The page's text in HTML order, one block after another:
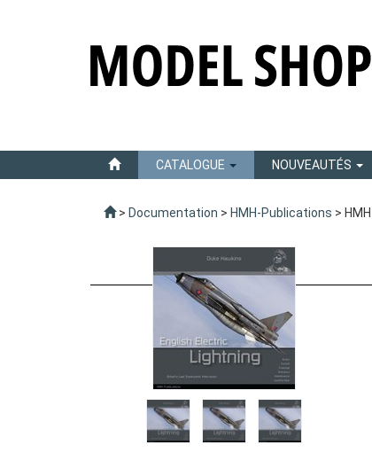
CATALOGUE NOUVEAUTÉS
> Documentation > HMH-Publications >